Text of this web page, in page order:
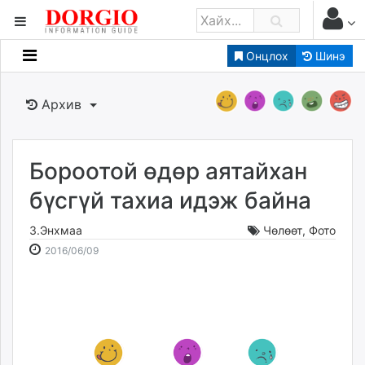
Онцлох Шинэ
Мэдээллийн
Банк санхүү
Бизнес ААН
Төрийн
Нийслэлийн
dorgio.mn
Gogo.mn
Архив
Бороотой өдөр аятайхан
бүсгүй тахиа идэж байна
З.Энхмаа Чөлөөт, Фото
2016/06/092016-
2026-